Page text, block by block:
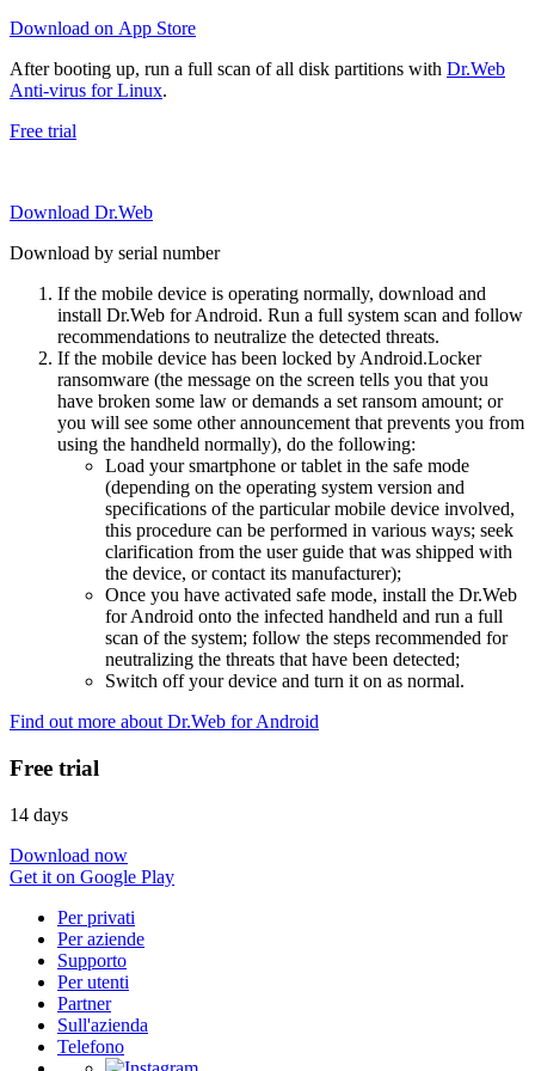
Download on App Store
After booting up, run a full scan of all disk partitions with Dr.Web
Anti-virus for Linux.
Free trial
Download Dr.Web
Download by serial number
If the mobile device is operating normally, download and
install Dr.Web for Android. Run a full system scan and follow
recommendations to neutralize the detected threats.
If the mobile device has been locked by Android.Locker
ransomware (the message on the screen tells you that you
have broken some law or demands a set ransom amount; or
you will see some other announcement that prevents you from
using the handheld normally), do the following:
Load your smartphone or tablet in the safe mode
(depending on the operating system version and
specifications of the particular mobile device involved,
this procedure can be performed in various ways; seek
clarification from the user guide that was shipped with
the device, or contact its manufacturer);
Once you have activated safe mode, install the Dr.Web
for Android onto the infected handheld and run a full
scan of the system; follow the steps recommended for
neutralizing the threats that have been detected;
Switch off your device and turn it on as normal.
Find out more about Dr.Web for Android
Free trial
14 days
Download now
Get it on Google Play
Per privati
Per aziende
Supporto
Per utenti
Partner
Sull'azienda
Telefono